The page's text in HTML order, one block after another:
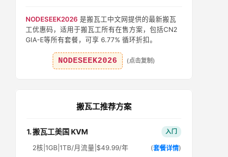
NODESEEK2026 是搬瓦工中文网提供的最新搬瓦
工优惠码，适用于搬瓦工所有在售方案，包括CN2
GIA-E等所有套餐，可享 6.77% 循环折扣。
NODESEEK2026 (点击复制)
搬瓦工推荐方案
1. 搬瓦工美国 KVM 入门
2核|1GB|1TB/月流量|$49.99/年 (套餐详情)